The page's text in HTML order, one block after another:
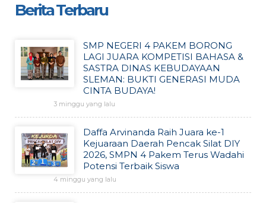
Berita Terbaru
SMP NEGERI 4 PAKEM BORONG
LAGI JUARA KOMPETISI BAHASA &
SASTRA DINAS KEBUDAYAAN
SLEMAN: BUKTI GENERASI MUDA
CINTA BUDAYA!
3 minggu yang lalu
Daffa Arvinanda Raih Juara ke-1
Kejuaraan Daerah Pencak Silat DIY
2026, SMPN 4 Pakem Terus Wadahi
Potensi Terbaik Siswa
4 minggu yang lalu